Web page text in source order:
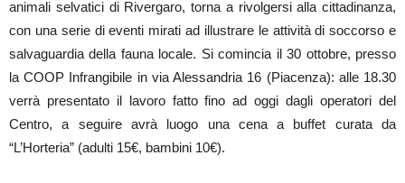
animali selvatici di Rivergaro, torna a rivolgersi alla cittadinanza,
con una serie di eventi mirati ad illustrare le attività di soccorso e
salvaguardia della fauna locale. Si comincia il 30 ottobre, presso
la COOP Infrangibile in via Alessandria 16 (Piacenza): alle 18.30
verrà presentato il lavoro fatto fino ad oggi dagli operatori del
Centro, a seguire avrà luogo una cena a buffet curata da
“L’Horteria” (adulti 15€, bambini 10€).